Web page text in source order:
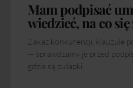
Mam podpisać
wiedzieć, na co
Zakaz konkurencji, klauzule
— sprawdzamy je przed
gdzie są pułapki.